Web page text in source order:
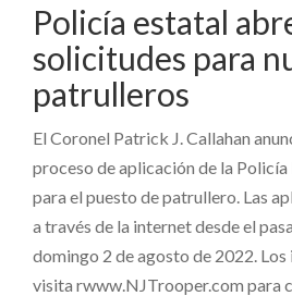
Policía estatal
solicitudes para
patrulleros
El Coronel Patrick J. Callahan
proceso de aplicación de la
para el puesto de patrullero. Las
a través de la internet desde el
domingo 2 de agosto de 2022.
visita rwww.NJTrooper.com para